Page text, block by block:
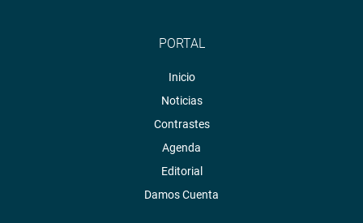
PORTAL
Inicio
Noticias
Contrastes
Agenda
Editorial
Damos Cuenta